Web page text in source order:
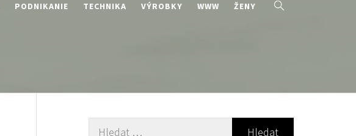
PODNIKANIE TECHNIKA VÝROBKY WWW ŽENY
Vyhledávání